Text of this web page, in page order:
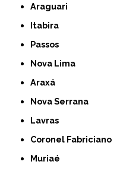
Araguari
Itabira
Passos
Nova Lima
Araxá
Nova Serrana
Lavras
Coronel Fabriciano
Muriaé